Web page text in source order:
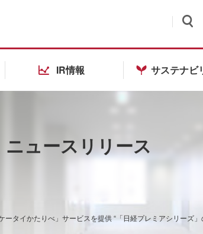
IR情報 サステナビ
ニュースリリース
タイかたりべ」サービスを提供 “「日経プレミアシリーズ